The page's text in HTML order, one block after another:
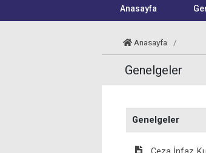
Anasayfa
Anasayfa /
Genelgeler
Genelgeler